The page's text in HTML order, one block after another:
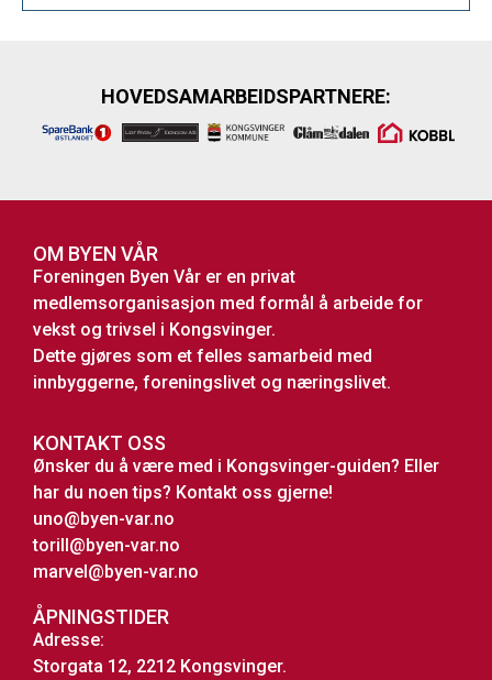
HOVEDSAMARBEIDSPARTNERE:
OM BYEN VÅR
Foreningen Byen Vår er en privat
medlemsorganisasjon med formål å arbeide for
vekst og trivsel i Kongsvinger.
Dette gjøres som et felles samarbeid med
innbyggerne, foreningslivet og næringslivet.
KONTAKT OSS
Ønsker du å være med i Kongsvinger-guiden? Eller
har du noen tips? Kontakt oss gjerne!
uno@byen-var.no
torill@byen-var.no
marvel@byen-var.no
ÅPNINGSTIDER
Adresse:
Storgata 12, 2212 Kongsvinger.